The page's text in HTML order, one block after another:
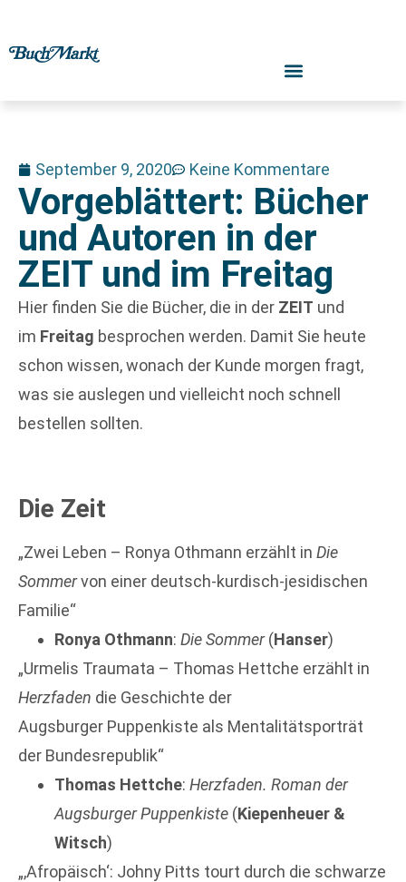
September 9, 2020 Keine Kommentare
Vorgeblättert: Bücher
und Autoren in der
ZEIT und im Freitag
Hier finden Sie die Bücher, die in der ZEIT und
im Freitag besprochen werden. Damit Sie heute
schon wissen, wonach der Kunde morgen fragt,
was sie auslegen und vielleicht noch schnell
bestellen sollten.
Die Zeit
„Zwei Leben – Ronya Othmann erzählt in Die
Sommervon einer deutsch-kurdisch-jesidischen
Familie“
Ronya Othmann: Die Sommer(Hanser)
„Urmelis Traumata – Thomas Hettche erzählt in
Herzfaden die Geschichte der
Augsburger Puppenkiste als Mentalitätsporträt
der Bundesrepublik“
Thomas Hettche: Herzfaden. Roman der
Augsburger Puppenkiste (Kiepenheuer &
Witsch)
„,Afropäisch‘: Johny Pitts tourt durch die schwarze